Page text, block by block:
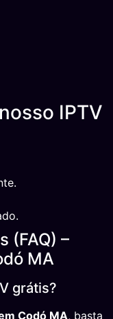
IPTV
(FAQ) –
MA
grátis?
Codó MA, basta